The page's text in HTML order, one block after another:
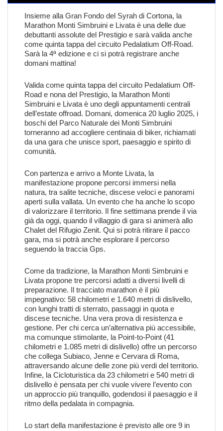
Insieme alla Gran Fondo del Syrah di Cortona, la
Marathon Monti Simbruini e Livata è una delle due
debuttanti assolute del Prestigio e sarà valida anche
come quinta tappa del circuito Pedalatium Off-Road.
Sarà la 4ª edizione e ci si potrà registrare anche
domani mattina!
Valida come quinta tappa del circuito Pedalatium Off-
Road e nona del Prestigio, la Marathon Monti
Simbruini e Livata è uno degli appuntamenti centrali
dell’estate offroad. Domani, domenica 20 luglio 2025, i
boschi del Parco Naturale dei Monti Simbruini
torneranno ad accogliere centinaia di biker, richiamati
da una gara che unisce sport, paesaggio e spirito di
comunità.
Con partenza e arrivo a Monte Livata, la
manifestazione propone percorsi immersi nella
natura, tra salite tecniche, discese veloci e panorami
aperti sulla vallata. Un evento che ha anche lo scopo
di valorizzare il territorio. Il fine settimana prende il via
già da oggi, quando il villaggio di gara si animerà allo
Chalet del Rifugio Zenit. Qui si potrà ritirare il pacco
gara, ma si potrà anche esplorare il percorso
seguendo la traccia Gps.
Come da tradizione, la Marathon Monti Simbruini e
Livata propone tre percorsi adatti a diversi livelli di
preparazione. Il tracciato marathon è il più
impegnativo: 58 chilometri e 1.640 metri di dislivello,
con lunghi tratti di sterrato, passaggi in quota e
discese tecniche. Una vera prova di resistenza e
gestione. Per chi cerca un’alternativa più accessibile,
ma comunque stimolante, la Point-to-Point (41
chilometri e 1.085 metri di dislivello) offre un percorso
che collega Subiaco, Jenne e Cervara di Roma,
attraversando alcune delle zone più verdi del territorio.
Infine, la Cicloturistica da 23 chilometri e 540 metri di
dislivello è pensata per chi vuole vivere l’evento con
un approccio più tranquillo, godendosi il paesaggio e il
ritmo della pedalata in compagnia.
Lo start della manifestazione è previsto alle ore 9 in